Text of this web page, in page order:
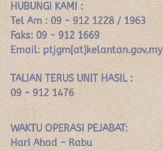
HUBUNGI KAMI :
Tel Am : 09 - 912 1228 / 1963
Faks: 09 - 912 1669
Email: ptjgm[at]kelantan.gov.my
TALIAN TERUS UNIT HASIL :
09 - 912 1476
WAKTU OPERASI PEJABAT:
Hari Ahad - Rabu